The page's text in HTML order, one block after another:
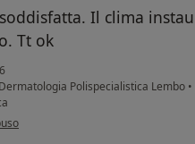
Il clima
Tt ok
Polispecialistica Lembo •
dell'utente M.G.